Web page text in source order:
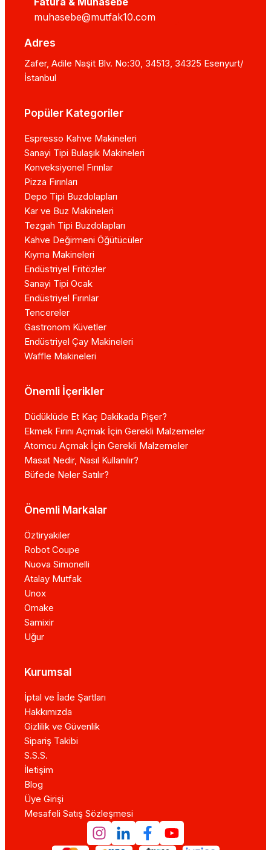
muhasebe@mutfak10.com
Adres
Zafer, Adile Naşit Blv. No:30, 34513, 34325 Esenyurt/
İstanbul
Popüler Kategoriler
Espresso Kahve Makineleri
Sanayi Tipi Bulaşık Makineleri
Konveksiyonel Fırınlar
Pizza Fırınları
Depo Tipi Buzdolapları
Kar ve Buz Makineleri
Tezgah Tipi Buzdolapları
Kahve Değirmeni Öğütücüler
Kıyma Makineleri
Endüstriyel Fritözler
Sanayi Tipi Ocak
Endüstriyel Fırınlar
Tencereler
Gastronom Küvetler
Endüstriyel Çay Makineleri
Waffle Makineleri
Önemli İçerikler
Düdüklüde Et Kaç Dakikada Pişer?
Ekmek Fırını Açmak İçin Gerekli Malzemeler
Atomcu Açmak İçin Gerekli Malzemeler
Masat Nedir, Nasıl Kullanılır?
Büfede Neler Satılır?
Önemli Markalar
Öztiryakiler
Robot Coupe
Nuova Simonelli
Atalay Mutfak
Unox
Omake
Samixir
Uğur
Kurumsal
İptal ve İade Şartları
Hakkımızda
Gizlilik ve Güvenlik
Sipariş Takibi
S.S.S.
İletişim
Blog
Üye Girişi
Mesafeli Satış Sözleşmesi